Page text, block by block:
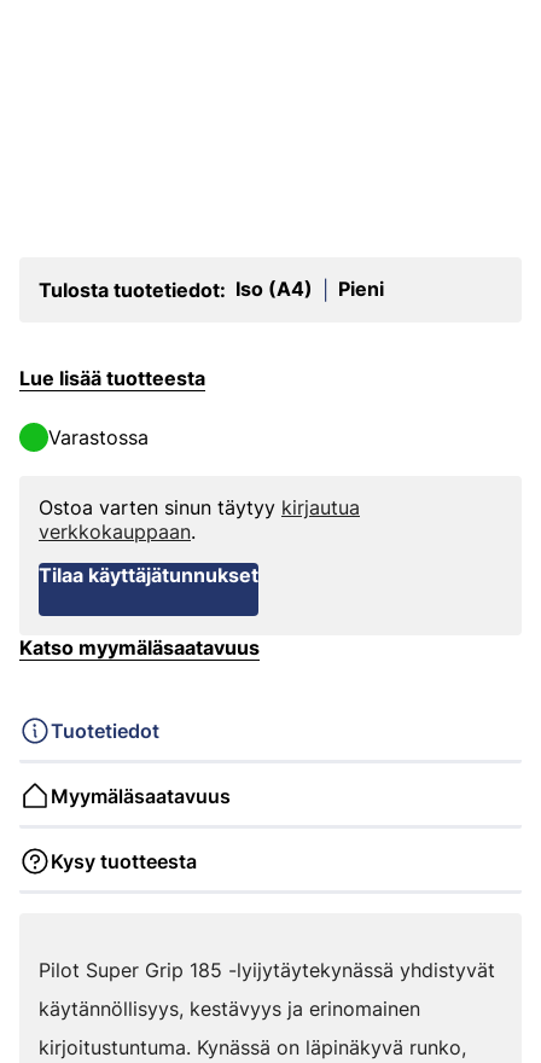
Tulosta tuotetiedot: Iso (A4) Pieni
Lue lisää tuotteesta
Varastossa
Ostoa varten sinun täytyy kirjautua
verkkokauppaan.
Tilaa käyttäjätunnukset
Katso myymäläsaatavuus
Tuotetiedot
Myymäläsaatavuus
Kysy tuotteesta
Pilot Super Grip 185 -lyijytäytekynässä yhdistyvät
käytännöllisyys, kestävyys ja erinomainen
kirjoitustuntuma. Kynässä on läpinäkyvä runko,